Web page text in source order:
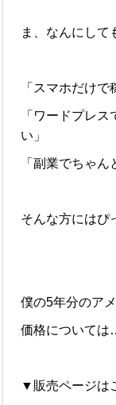
ま、なんにして
「スマホだけで
「ワードプレ
い」
「副業でちゃ
そんな方にはぴ
僕の5年分のア
価格については
▼販売ページは